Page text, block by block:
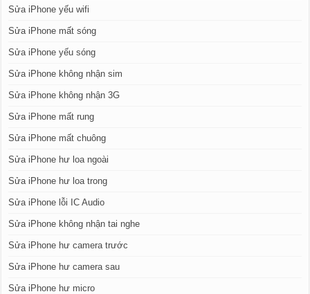
Sửa iPhone yếu wifi
Sửa iPhone mất sóng
Sửa iPhone yếu sóng
Sửa iPhone không nhận sim
Sửa iPhone không nhận 3G
Sửa iPhone mất rung
Sửa iPhone mất chuông
Sửa iPhone hư loa ngoài
Sửa iPhone hư loa trong
Sửa iPhone lỗi IC Audio
Sửa iPhone không nhận tai nghe
Sửa iPhone hư camera trước
Sửa iPhone hư camera sau
Sửa iPhone hư micro